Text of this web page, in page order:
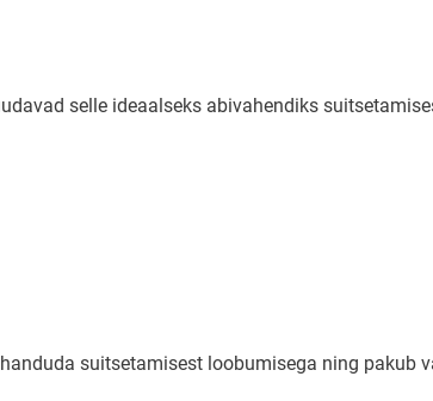
selle ideaalseks abivahendiks
suitsetamisest loobumisega ning pakub